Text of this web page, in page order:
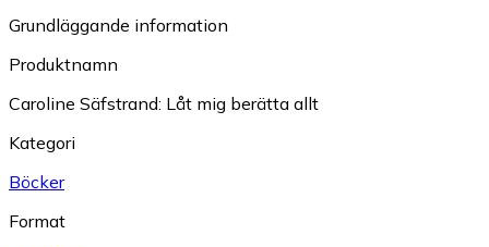
Grundläggande information
Produktnamn
Caroline Säfstrand: Låt mig berätta allt
Kategori
Böcker
Format